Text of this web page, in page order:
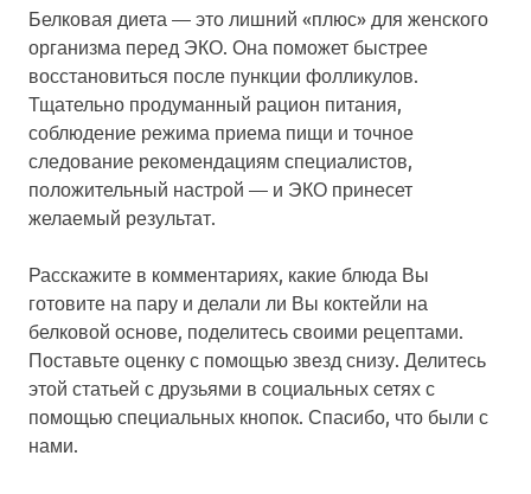
Белковая диета — это лишний «плюс» для женского
организма перед ЭКО. Она поможет быстрее
восстановиться после пункции фолликулов.
Тщательно продуманный рацион питания,
соблюдение режима приема пищи и точное
следование рекомендациям специалистов,
положительный настрой — и ЭКО принесет
желаемый результат.
Расскажите в комментариях, какие блюда Вы
готовите на пару и делали ли Вы коктейли на
белковой основе, поделитесь своими рецептами.
Поставьте оценку с помощью звезд снизу. Делитесь
этой статьей с друзьями в социальных сетях с
помощью специальных кнопок. Спасибо, что были с
нами.